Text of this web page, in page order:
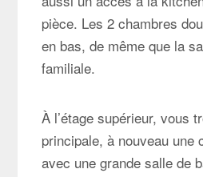
pièce. Les 2 chambres
en bas, de même que la
familiale.
À l’étage supérieur, vous
principale, à nouveau une
avec une grande salle de